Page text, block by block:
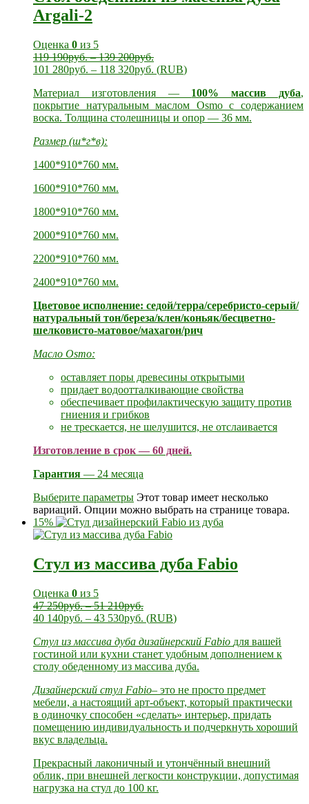
Argali-2
Оценка 0 из 5
119 190руб.–139 200руб.
101 280руб. – 118 320руб. (RUB)
Материал изготовления — 100% массив дуба,
покрытие натуральным маслом Osmo с содержанием
воска. Толщина столешницы и опор — 36 мм.
Размер (ш*г*в):
1400*910*760 мм.
1600*910*760 мм.
1800*910*760 мм.
2000*910*760 мм.
2200*910*760 мм.
2400*910*760 мм.
Цветовое исполнение: седой/терра/серебристо-серый/
натуральный тон/береза/клен/коньяк/бесцветно-
шелковисто-матовое/махагон/рич
Масло Osmo:
оставляет поры древесины открытыми
придает водоотталкивающие свойства
обеспечивает профилактическую защиту против
гниения и грибков
не трескается, не шелушится, не отслаивается
Изготовление в срок — 60 дней.
Гарантия — 24 месяца
Выберите параметры Этот товар имеет несколько
вариаций. Опции можно выбрать на странице товара.
15%
Стул из массива дуба Fabio
Оценка 0 из 5
47 250руб.–51 210руб.
40 140руб. – 43 530руб. (RUB)
Стул из массива дуба дизайнерский Fabio для вашей
гостиной или кухни станет удобным дополнением к
столу обеденному из массива дуба.
Дизайнерский стул Fabio– это не просто предмет
мебели, а настоящий арт-объект, который практически
в одиночку способен «сделать» интерьер, придать
помещению индивидуальность и подчеркнуть хороший
вкус владельца.
Прекрасный лаконичный и утончённый внешний
облик, при внешней легкости конструкции, допустимая
нагрузка на стул до 100 кг.